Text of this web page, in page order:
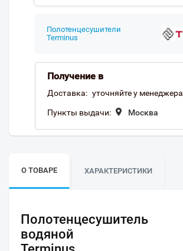
Полотенцесушители
Terminus
Получение в
Доставка: уточняйте у менеджера
Пункты выдачи: Москва
О ТОВАРЕ ХАРАКТЕРИСТИКИ
Полотенцесушитель
водяной